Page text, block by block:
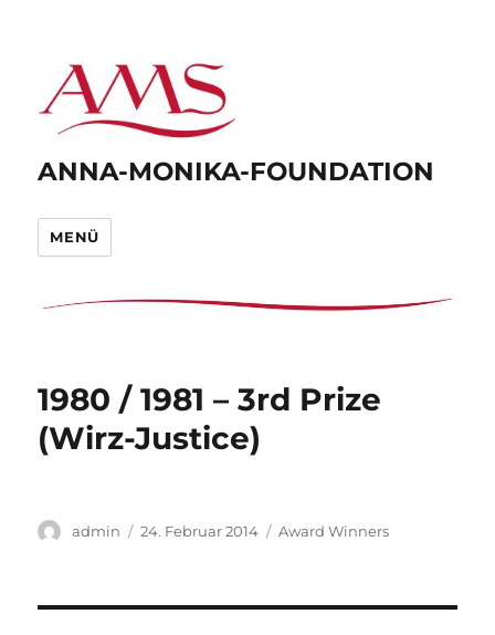
ANNA-MONIKA-FOUNDATION
MENÜ
1980 / 1981 – 3rd Prize
(Wirz-Justice)
Autor
admin
Veröffentlicht
24. Februar 2014 Kategorien
Award Winners